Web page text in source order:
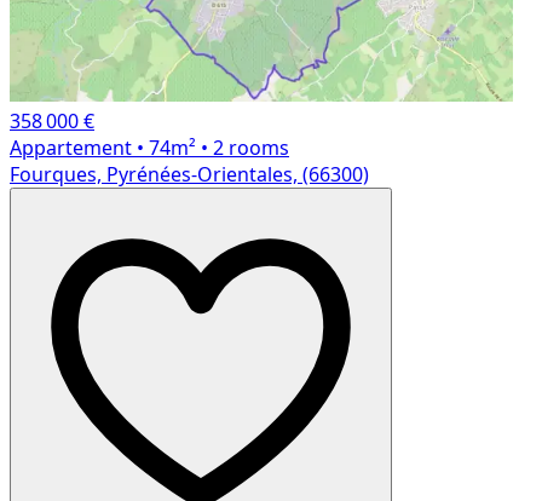
358 000 €
Appartement • 74m² • 2 rooms
Fourques, Pyrénées-Orientales, (66300)